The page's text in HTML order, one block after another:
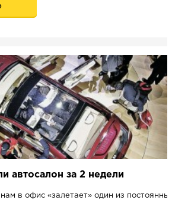
автосалон за 2 недели
в офис «залетает» один из